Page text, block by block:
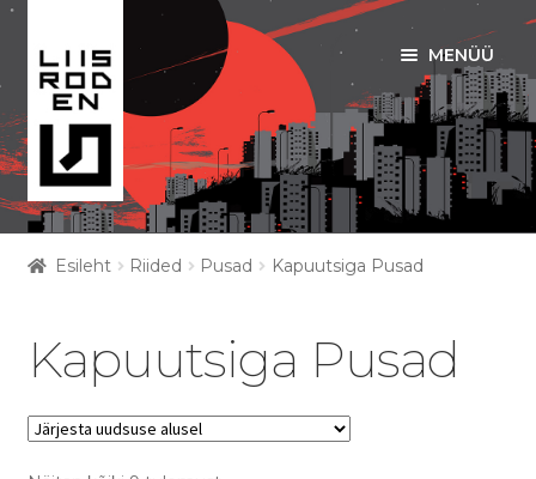
Liigu
navigeerimisele
Liigu
sisu
juurde
MENÜÜ
ART PRINDID
KOTID
EESTI MOTIIVID
Esileht Riided Pusad Kapuutsiga Pusad
Kapuutsiga Pusad